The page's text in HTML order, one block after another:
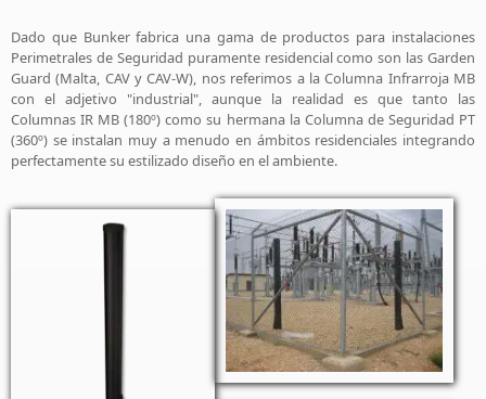
Dado que Bunker fabrica una gama de productos para instalaciones
Perimetrales de Seguridad puramente residencial como son las Garden
Guard (Malta, CAV y CAV-W), nos referimos a la Columna Infrarroja MB
con el adjetivo "industrial", aunque la realidad es que tanto las
Columnas IR MB (180º) como su hermana la Columna de Seguridad PT
(360º) se instalan muy a menudo en ámbitos residenciales integrando
perfectamente su estilizado diseño en el ambiente.